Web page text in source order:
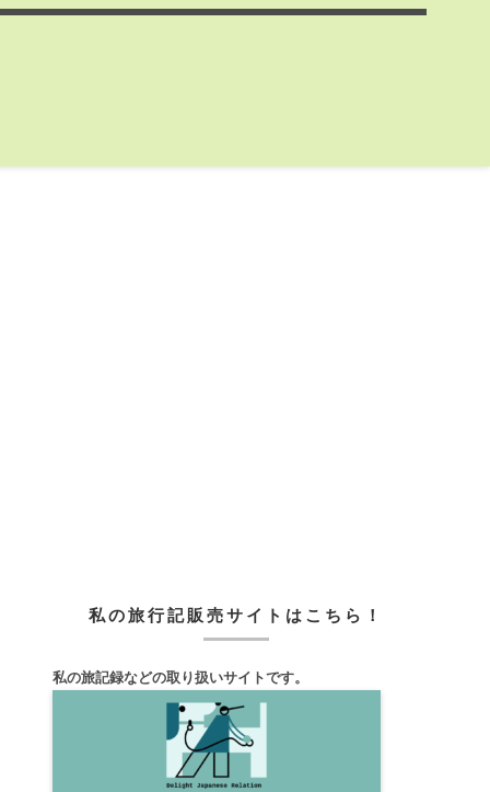
私の旅行記販売サイトはこちら！
私の旅記録などの取り扱いサイトです。